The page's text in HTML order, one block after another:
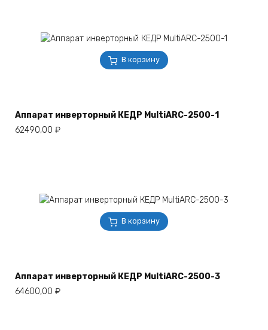
В корзину
Аппарат инверторный КЕДР MultiARC-2500-1
62490,00 ₽
В корзину
Аппарат инверторный КЕДР MultiARC-2500-3
64600,00 ₽